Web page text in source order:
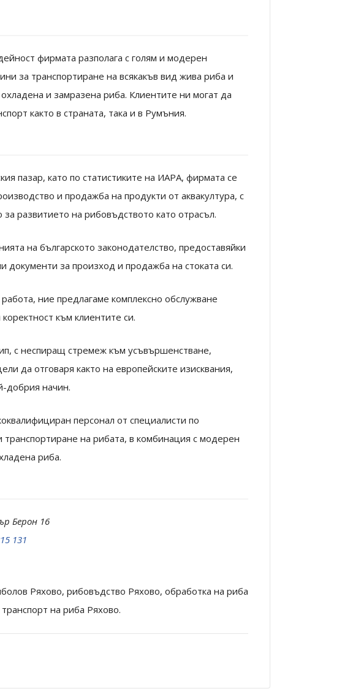
фирмата разполага с голям и модерен
за транспортиране на всякакъв вид жива риба и
и замразена риба. Клиентите ни могат да
както в страната, така и в Румъния.
пазар, като по статистиките на ИАРА, фирмата се
и продажба на продукти от аквакултура, с
развитието на рибовъдството като отрасъл.
на българското законодателство, предоставяйки
документи за произход и продажба на стоката си.
ние предлагаме комплексно обслужване
към клиентите си.
с неспиращ стремеж към усъвършенстване,
да отговаря както на европейските изисквания,
добрия начин.
персонал от специалисти по
на рибата, в комбинация с модерен
риба.
Берон 16
131
Ряхово, рибовъдство Ряхово, обработка на риба
на риба Ряхово.